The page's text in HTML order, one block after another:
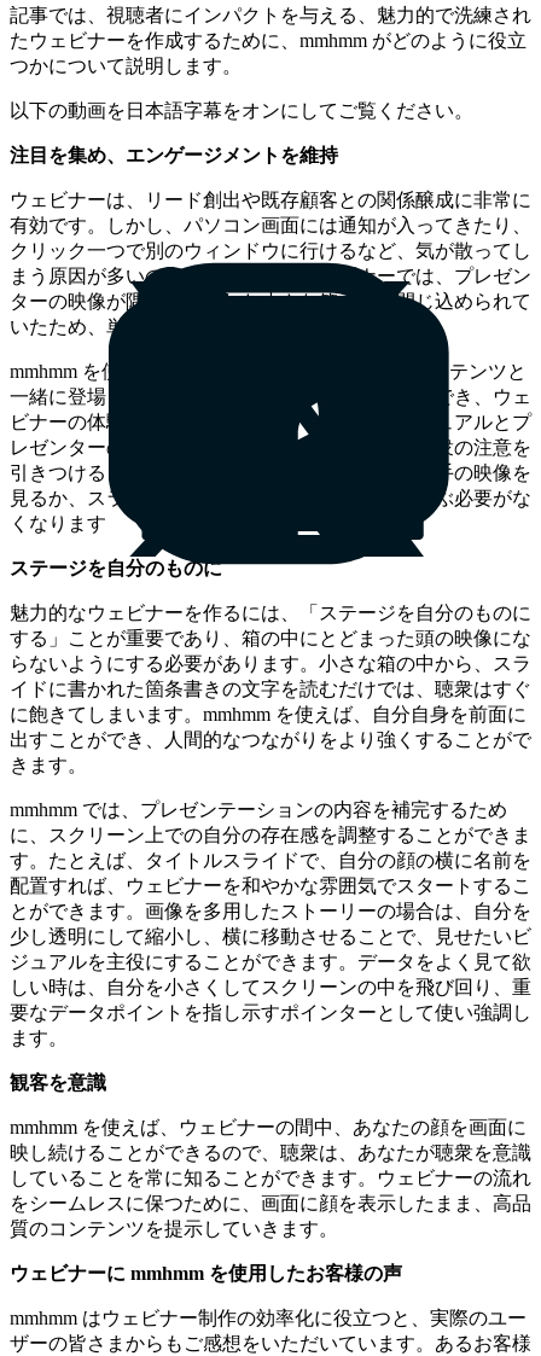
記事では、視聴者にインパクトを与える、魅力的で洗練され
たウェビナーを作成するために、mmhmm がどのように役立
つかについて説明します。
以下の動画を日本語字幕をオンにしてご覧ください。
注目を集め、エンゲージメントを維持
ウェビナーは、リード創出や既存顧客との関係醸成に非常に
有効です。しかし、パソコン画面には通知が入ってきたり、
クリック一つで別のウィンドウに行けるなど、気が散ってし
まう原因が多いのも確か。従来のウェビナーでは、プレゼン
ターの映像が隅に表示された小さな箱の中に閉じ込められて
いたため、単調で退屈なものになりがちでした。
mmhmm を使えば、プレゼンターは、見せたいコンテンツと
一緒に登場して、自分自身をアピールすることができ、ウェ
ビナーの体験を一変させることができます。ビジュアルとプ
レゼンターの見え方の設定を駆使することで、聴衆の注意を
引きつけることができるのです。視聴者は、話し手の映像を
見るか、スライドなどのビジュアルを見るかを選ぶ必要がな
くなります
ステージを自分のものに
魅力的なウェビナーを作るには、「ステージを自分のものに
する」ことが重要であり、箱の中にとどまった頭の映像にな
らないようにする必要があります。小さな箱の中から、スラ
イドに書かれた箇条書きの文字を読むだけでは、聴衆はすぐ
に飽きてしまいます。mmhmm を使えば、自分自身を前面に
出すことができ、人間的なつながりをより強くすることがで
きます。
mmhmm では、プレゼンテーションの内容を補完するため
に、スクリーン上での自分の存在感を調整することができま
す。たとえば、タイトルスライドで、自分の顔の横に名前を
配置すれば、ウェビナーを和やかな雰囲気でスタートするこ
とができます。画像を多用したストーリーの場合は、自分を
少し透明にして縮小し、横に移動させることで、見せたいビ
ジュアルを主役にすることができます。データをよく見て欲
しい時は、自分を小さくしてスクリーンの中を飛び回り、重
要なデータポイントを指し示すポインターとして使い強調し
ます。
観客を意識
mmhmm を使えば、ウェビナーの間中、あなたの顔を画面に
映し続けることができるので、聴衆は、あなたが聴衆を意識
していることを常に知ることができます。ウェビナーの流れ
をシームレスに保つために、画面に顔を表示したまま、高品
質のコンテンツを提示していきます。
ウェビナーに mmhmm を使用したお客様の声
mmhmm はウェビナー制作の効率化に役立つと、実際のユー
ザーの皆さまからもご感想をいただいています。あるお客様